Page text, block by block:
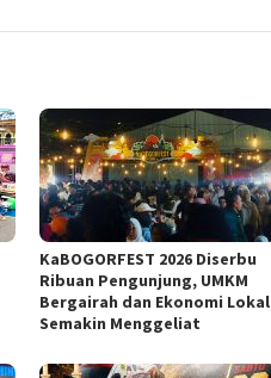
KaBOGORFEST 2026 Diserbu
Ribuan Pengunjung, UMKM
Bergairah dan Ekonomi Lokal
Semakin Menggeliat